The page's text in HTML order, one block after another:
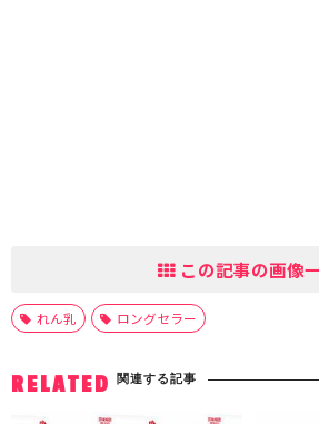
この記事の画像
れん乳 ロングセラー
RELATED 関連する記事